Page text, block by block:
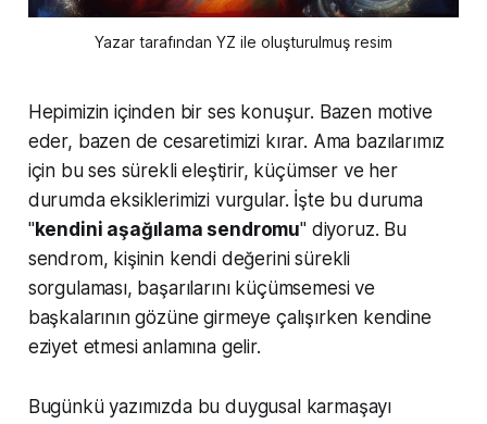
Yazar tarafından YZ ile oluşturulmuş resim
Hepimizin içinden bir ses konuşur. Bazen motive
eder, bazen de cesaretimizi kırar. Ama bazılarımız
için bu ses sürekli eleştirir, küçümser ve her
durumda eksiklerimizi vurgular. İşte bu duruma
"kendini aşağılama sendromu" diyoruz. Bu
sendrom, kişinin kendi değerini sürekli
sorgulaması, başarılarını küçümsemesi ve
başkalarının gözüne girmeye çalışırken kendine
eziyet etmesi anlamına gelir.
Bugünkü yazımızda bu duygusal karmaşayı